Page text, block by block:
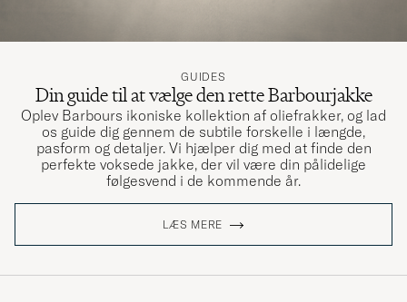
Snygg och funktionell
JONATAN Ö KØBTE PÅ CAREOFCARL.SE
Köpte jackan till min man. Superfin och stilig
blir man i denna jacka. Passar till så många
GUIDES
Din guide til at vælge den rette Barbourjakke
Oplev Barbours ikoniske kollektion af oliefrakker, og lad
os guide dig gennem de subtile forskelle i længde,
pasform og detaljer. Vi hjælper dig med at finde den
perfekte voksede jakke, der vil være din pålidelige
følgesvend i de kommende år.
LÆS MERE